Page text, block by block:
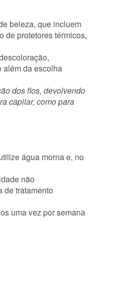
beleza, que incluem
de protetores térmicos,
além da escolha
dos fios, devolvendo
capilar, como para
água morna e, no
não
de tratamento
uma vez por semana